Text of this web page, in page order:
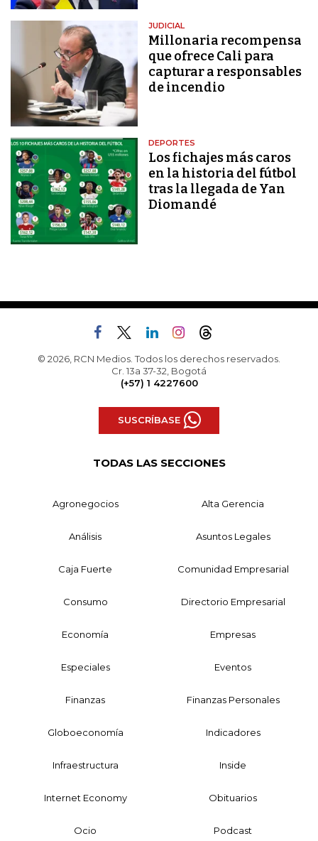
JUDICIAL
Millonaria recompensa
que ofrece Cali para
capturar a responsables
de incendio
DEPORTES
Los fichajes más caros
en la historia del fútbol
tras la llegada de Yan
Diomandé
© 2026, RCN Medios. Todos los derechos reservados.
Cr. 13a 37-32, Bogotá
(+57) 1 4227600
SUSCRÍBASE
TODAS LAS SECCIONES
Agronegocios Alta Gerencia
Análisis Asuntos Legales
Caja Fuerte Comunidad Empresarial
Consumo Directorio Empresarial
Economía Empresas
Especiales Eventos
Finanzas Finanzas Personales
Globoeconomía Indicadores
Infraestructura Inside
Internet Economy Obituarios
Ocio Podcast